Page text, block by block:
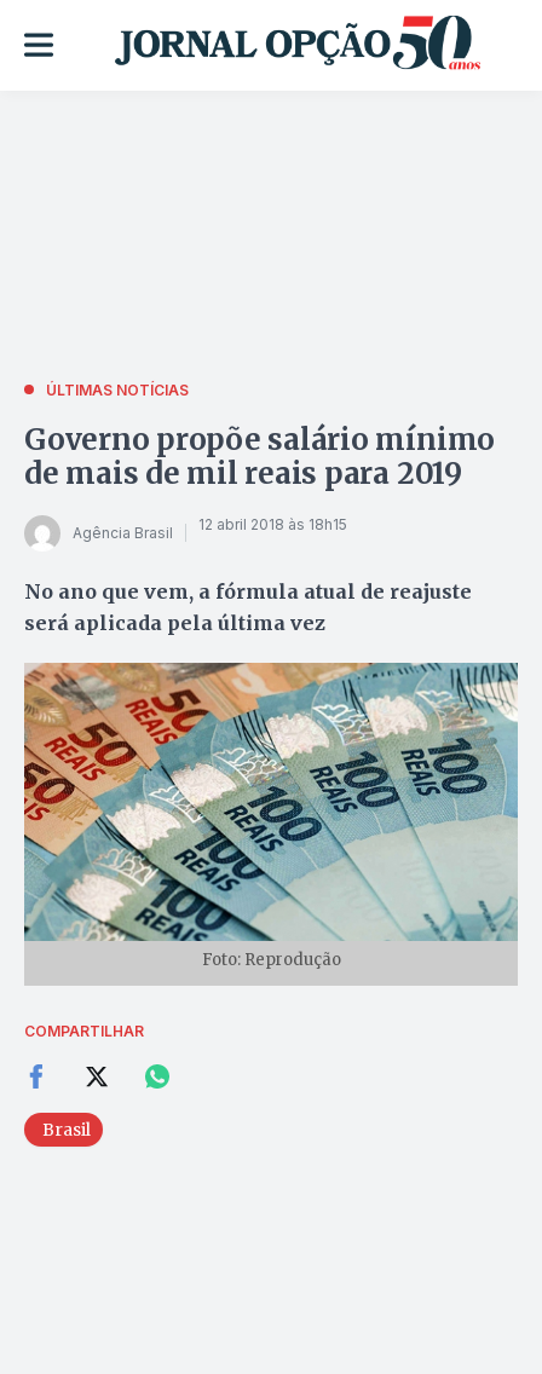
ÚLTIMAS NOTÍCIAS
Governo propõe salário mínimo
de mais de mil reais para 2019
Agência Brasil 12 abril 2018 às 18h15
No ano que vem, a fórmula atual de reajuste
será aplicada pela última vez
Foto: Reprodução
COMPARTILHAR
Brasil